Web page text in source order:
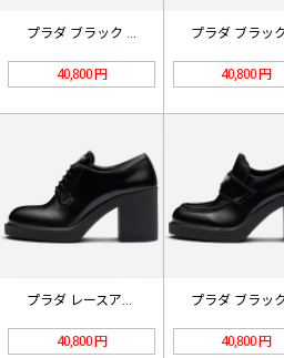
プラダ ブラック モノリス ブラッシ…
40,800 円 40,800 円
40,800 円 40,800 円